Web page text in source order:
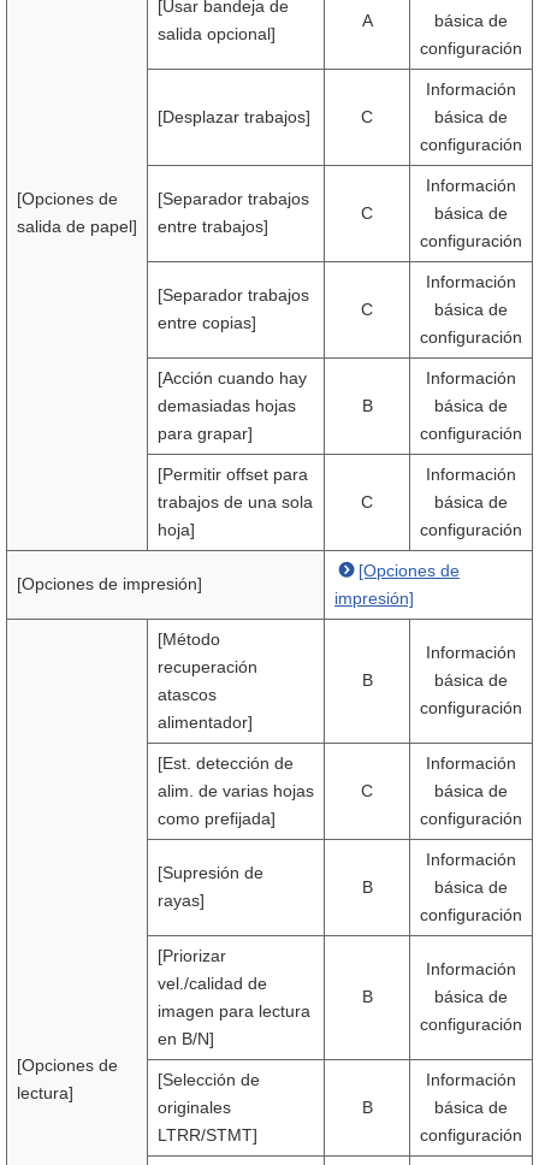
[Opciones de
salida de papel]
[Usar bandeja de
salida opcional]
A
básica de
configuración
[Desplazar trabajos] C
Información
básica de
configuración
[Separador trabajos
entre trabajos]
C
Información
básica de
configuración
[Separador trabajos
entre copias]
C
Información
básica de
configuración
[Acción cuando hay
demasiadas hojas
para grapar]
B
Información
básica de
configuración
[Permitir offset para
trabajos de una sola
hoja]
C
Información
básica de
configuración
[Opciones de impresión]
[Opciones de
impresión]
[Opciones de
lectura]
[Método
recuperación
atascos
alimentador]
B
Información
básica de
configuración
[Est. detección de
alim. de varias hojas
como prefijada]
C
Información
básica de
configuración
[Supresión de
rayas]
B
Información
básica de
configuración
[Priorizar
vel./calidad de
imagen para lectura
en B/N]
B
Información
básica de
configuración
[Selección de
originales
LTRR/STMT]
B
Información
básica de
configuración